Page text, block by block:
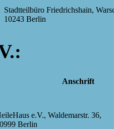
Stadtteilbüro Friedrichshain,
10243 Berlin
Anschrift
e.V., Waldemarstr. 36,
Berlin